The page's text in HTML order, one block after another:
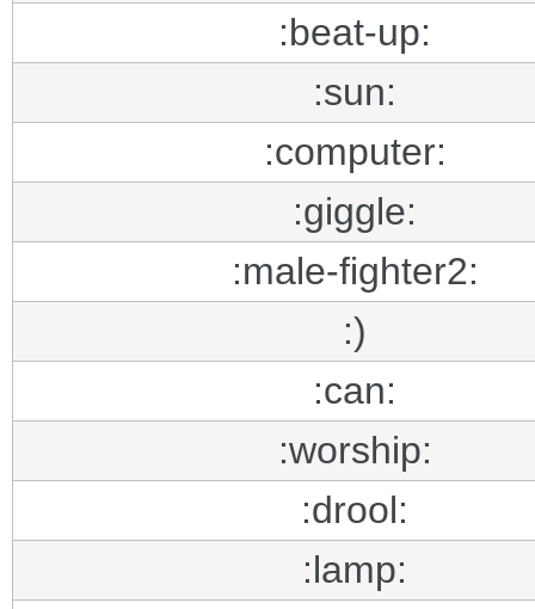
:beat-up:
:sun:
:computer:
:giggle:
:male-fighter2:
:)
:can:
:worship:
:drool:
:lamp: